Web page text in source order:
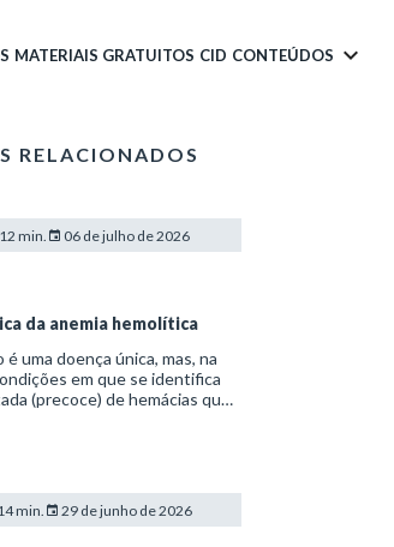
MATERIAIS GRATUITOS CID CONTEÚDOS
RELACIONADOS
12 min. 06 de julho de 2026
da anemia hemolítica
uma doença única, mas, na
em que se identifica
(precoce) de hemácias que
normal da hemácia é de apro
min. 29 de junho de 2026